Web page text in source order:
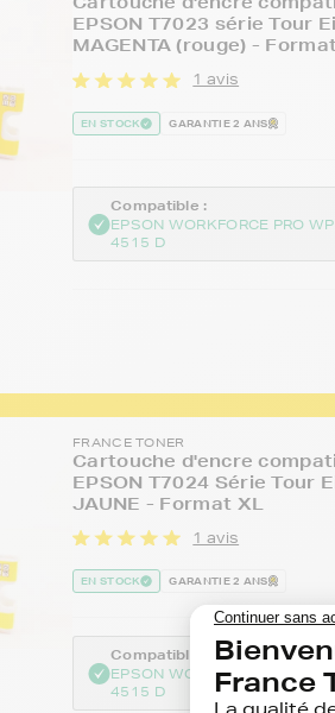
EPSON T7023 série Tour
MAGENTA (rouge) -
1 avis
EN STOCK GARANTIE 2 ANS
Compatible :
EPSON WORKFORCE PRO WP
4515 D
FRANCE TONER
Cartouche d'encre
EPSON T7024 Série Tour
JAUNE - Format XL
1 avis
EN STOCK GARANTIE 2 ANS
Compatible :
EPSON WORKFORCE PRO WP
4515 D